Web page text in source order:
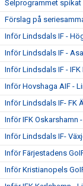
Selprogrammet spikat
Förslag på
Inför Lindsdals IF -
Inför Lindsdals IF -
Inför Lindsdals IF - IFK
Inför Hovshaga AIF -
Inför Lindsdals IF- FK
Inför IFK Oskarshamn
Inför Lindsdals IF-
Inför Färjestadens
Inför Kristianopels